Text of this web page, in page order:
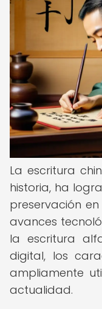
La escritura
historia, ha
preservación
avances
la escritura
digital, los
ampliamente
actualidad.